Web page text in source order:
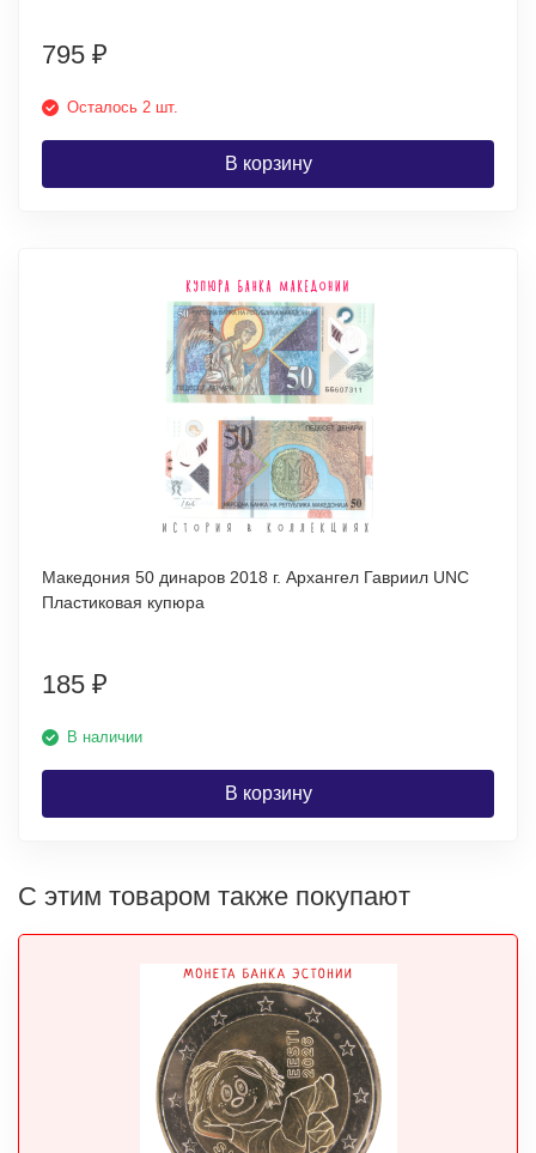
795 ₽
Осталось 2 шт.
В корзину
Македония 50 динаров 2018 г. Архангел Гавриил UNC
Пластиковая купюра
185 ₽
В наличии
В корзину
С этим товаром также покупают